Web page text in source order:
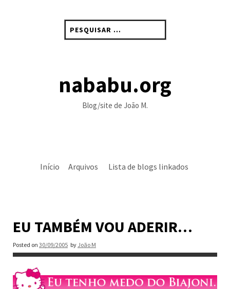
por:
nababu.org
Blog/site de João M.
Início Arquivos Lista de blogs linkados
EU TAMBÉM VOU ADERIR…
Posted on 30/09/2005 by João M